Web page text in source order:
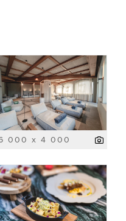
000 x 4 000